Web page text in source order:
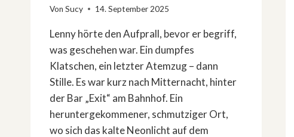
Von Sucy 14. September 2025
Lenny hörte den Aufprall, bevor er begriff,
was geschehen war. Ein dumpfes
Klatschen, ein letzter Atemzug – dann
Stille. Es war kurz nach Mitternacht, hinter
der Bar „Exit“ am Bahnhof. Ein
heruntergekommener, schmutziger Ort,
wo sich das kalte Neonlicht auf dem